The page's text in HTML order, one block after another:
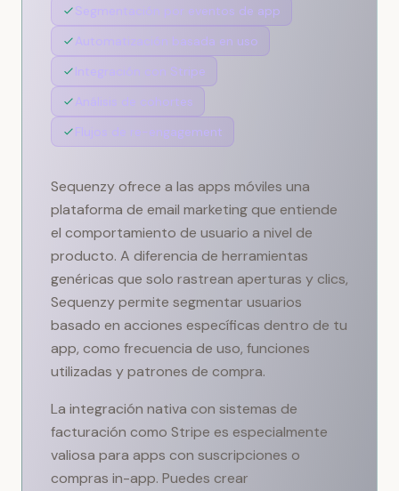
Segmentación por eventos de app
Automatización basada en uso
Integración con Stripe
Análisis de cohortes
Flujos de re-engagement
Sequenzy ofrece a las apps móviles una
plataforma de email marketing que entiende
el comportamiento de usuario a nivel de
producto. A diferencia de herramientas
genéricas que solo rastrean aperturas y clics,
Sequenzy permite segmentar usuarios
basado en acciones específicas dentro de tu
app, como frecuencia de uso, funciones
utilizadas y patrones de compra.
La integración nativa con sistemas de
facturación como Stripe es especialmente
valiosa para apps con suscripciones o
compras in-app. Puedes crear